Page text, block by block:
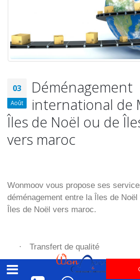
03
Août
Déménagement
international de
Îles de Noël ou de
vers maroc
Wonmoov vous propose ses
déménagement entre la Îles de
Îles de Noël vers maroc.
· Transfert de qualité